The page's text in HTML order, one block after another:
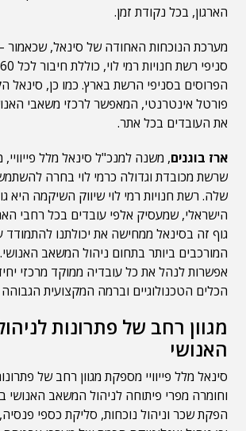
הארגון, בכל נקודת זמן.
מערכת הנוכחות האחודה של סינאל, שכאמור
הפרוסים בסניפי הרשת בארץ. כמו כן, סינאל
פורטל אינטרנטי, המאפשר לרכזי משאבי
את העובדים בכל אתר.
ארז בוגנים, משנה למנכ"ל סינאל מלל
שרשת מכובדת וגדולה כרמי לוי בחרה
שלה. רשת חנויות רמי לוי שיווק השיקמה היא
הישראלי, שמעסיק אלפי עובדים בכל רחבי
גוף זה בסינאל ממחישה את יכולתנו
המורכבים ביותר בתחום ניהול המשאב
אפשרות לנהל את כל עובדיה ממוקד מרכזי
הכלים הטכנולוגיים וברמה המקצועית הגבוהה
מגוון רחב של פתרונות
האנושי
סינאל מלל פייוויי מספקת מגוון רחב של
וחומרה מפרי פיתוחה לניהול המשאב האנושי
הפקת שכר וניהול נוכחות, סליקת כספי